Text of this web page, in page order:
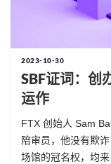
2023-10-30
SBF证词：创
运作
FTX 创始人 Sam
陪审员，他没有欺
场馆的冠名权，均来